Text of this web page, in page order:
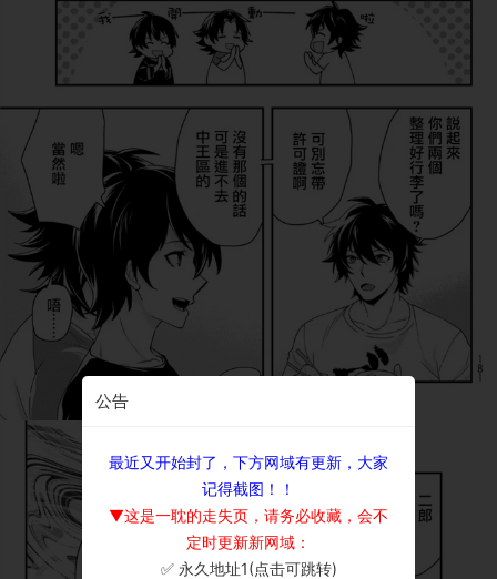
公告
最近又开始封了，下方网域有更新，大家
记得截图！！
▼这是一耽的走失页，请务必收藏，会不
定时更新新网域：
✅ 永久地址1(点击可跳转)